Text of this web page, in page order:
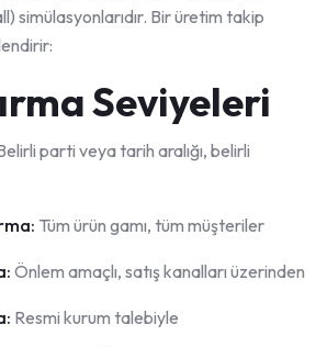
simülasyonlarıdır. Bir üretim takip
Seviyeleri
parti veya tarih aralığı, belirli
Tüm ürün gamı, tüm müşteriler
Önlem amaçlı, satış kanalları üzerinden
Resmi kurum talebiyle